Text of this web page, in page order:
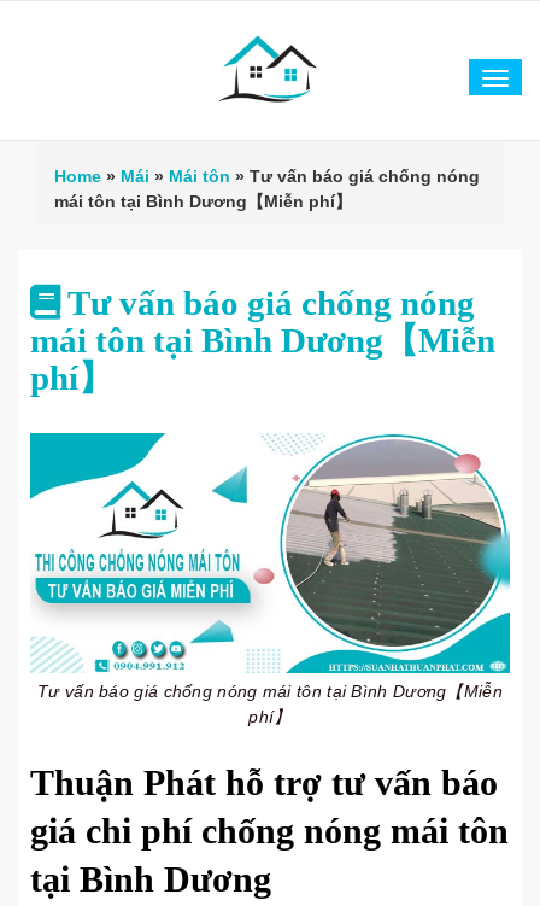
Home » Mái » Mái tôn » Tư vấn báo giá chống nóng
mái tôn tại Bình Dương【Miễn phí】
Tư vấn báo giá chống nóng
mái tôn tại Bình Dương【Miễn
phí】
Tư vấn báo giá chống nóng mái tôn tại Bình Dương【Miễn
phí】
Thuận Phát hỗ trợ tư vấn báo
giá chi phí chống nóng mái tôn
tại Bình Dương